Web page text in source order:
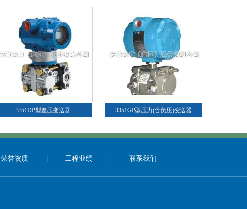
3351DP型差压变送器 3351GP型压力(含负压)变送器
荣誉资质 工程业绩 联系我们